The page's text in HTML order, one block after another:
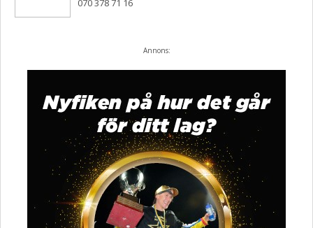
070 378 71 16
Annons: